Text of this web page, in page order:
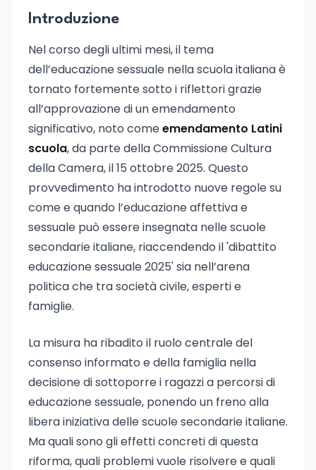
Introduzione
Nel corso degli ultimi mesi, il tema
dell’educazione sessuale nella scuola italiana è
tornato fortemente sotto i riflettori grazie
all’approvazione di un emendamento
significativo, noto comeemendamento Latini
scuola, da parte della Commissione Cultura
della Camera, il 15 ottobre 2025. Questo
provvedimento ha introdotto nuove regole su
come e quando l’educazione affettiva e
sessuale può essere insegnata nelle scuole
secondarie italiane, riaccendendo il 'dibattito
educazione sessuale 2025' sia nell’arena
politica che tra società civile, esperti e
famiglie.
La misura ha ribadito il ruolo centrale del
consenso informato e della famiglia nella
decisione di sottoporre i ragazzi a percorsi di
educazione sessuale, ponendo un freno alla
libera iniziativa delle scuole secondarie italiane.
Ma quali sono gli effetti concreti di questa
riforma, quali problemi vuole risolvere e quali